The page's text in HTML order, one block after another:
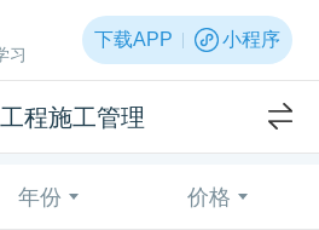
习
下载APP 小程序
程施工管理
年份 价格